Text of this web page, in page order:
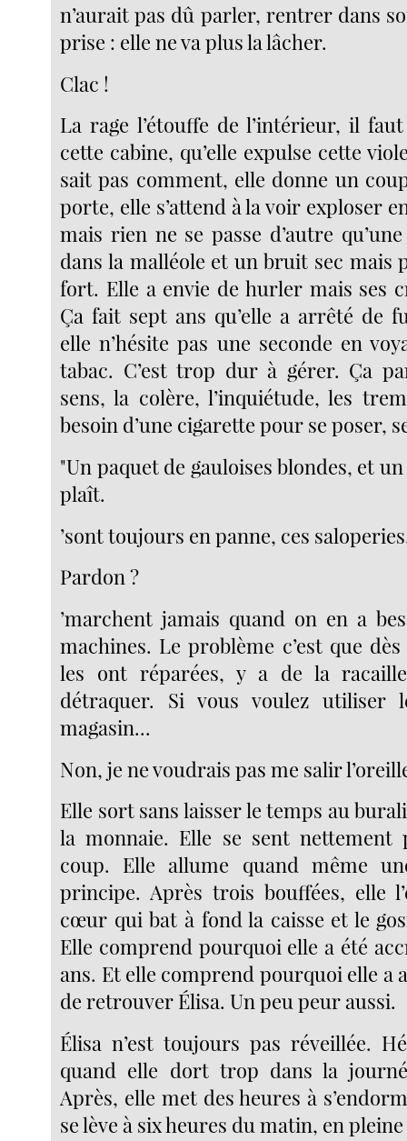
n’aurait pas dû parler, rentrer dans
prise : elle ne va plus la lâcher.
Clac !
La rage l’étouffe de l’intérieur, il
cette cabine, qu’elle expulse cette
sait pas comment, elle donne un
porte, elle s’attend à la voir exploser
mais rien ne se passe d’autre
dans la malléole et un bruit sec mais
fort. Elle a envie de hurler mais ses
Ça fait sept ans qu’elle a arrêté de
elle n’hésite pas une seconde en
tabac. C’est trop dur à gérer. Ça
sens, la colère, l’inquiétude, les
besoin d’une cigarette pour se poser,
"Un paquet de gauloises blondes, et
plaît.
’sont toujours en panne, ces
Pardon ?
’marchent jamais quand on en a
machines. Le problème c’est que
les ont réparées, y a de la
détraquer. Si vous voulez utiliser
magasin...
Non, je ne voudrais pas me salir
Elle sort sans laisser le temps au
la monnaie. Elle se sent nettement
coup. Elle allume quand même
principe. Après trois bouffées, elle
cœur qui bat à fond la caisse et le
Elle comprend pourquoi elle a été
ans. Et elle comprend pourquoi elle a
de retrouver Élisa. Un peu peur aussi.
Élisa n’est toujours pas réveillée.
quand elle dort trop dans la
Après, elle met des heures à
se lève à six heures du matin, en